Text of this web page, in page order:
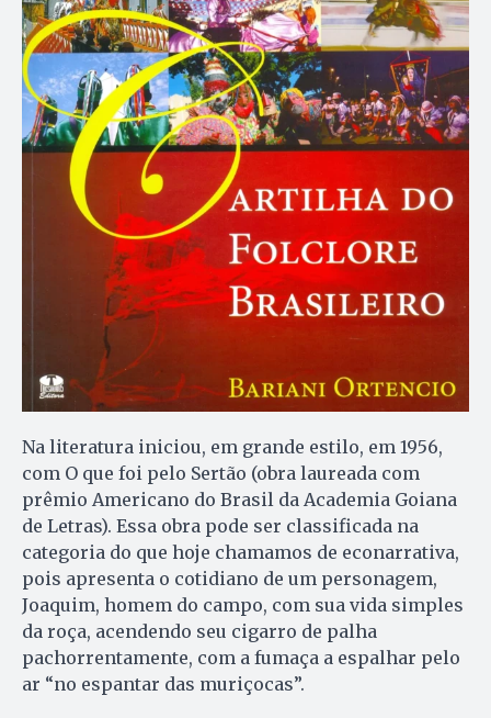
Na literatura iniciou, em grande estilo, em 1956,
com O que foi pelo Sertão (obra laureada com
prêmio Americano do Brasil da Academia Goiana
de Letras). Essa obra pode ser classificada na
categoria do que hoje chamamos de econarrativa,
pois apresenta o cotidiano de um personagem,
Joaquim, homem do campo, com sua vida simples
da roça, acendendo seu cigarro de palha
pachorrentamente, com a fumaça a espalhar pelo
ar “no espantar das muriçocas”.